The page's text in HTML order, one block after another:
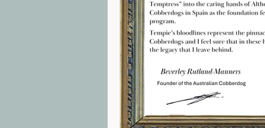
Raza Australian Cobberdog
Perros hipoalergénicos Perros